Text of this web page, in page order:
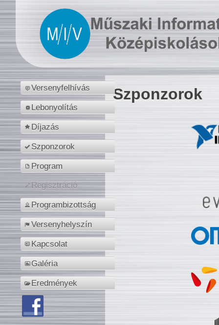
Versenyfelhívás
Lebonyolítás
Díjazás
Szponzorok
Program
Regisztráció
Programbizottság
Versenyhelyszín
Kapcsolat
Galéria
Eredmények
Szponzorok